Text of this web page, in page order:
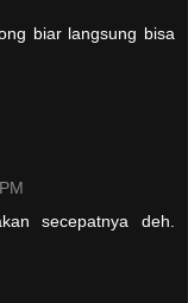
biar langsung bisa
secepatnya deh.